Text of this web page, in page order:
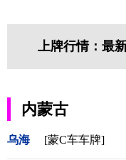
上牌行情：最
内蒙古
乌海 [蒙C车车牌]